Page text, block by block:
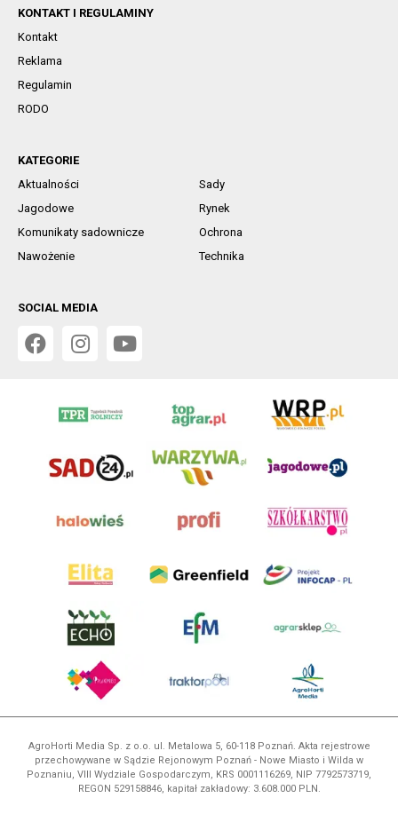
KONTAKT I REGULAMINY
Kontakt
Reklama
Regulamin
RODO
KATEGORIE
Aktualności
Sady
Jagodowe
Rynek
Komunikaty sadownicze
Ochrona
Nawożenie
Technika
SOCIAL MEDIA
AgroHorti Media Sp. z o.o. ul. Metalowa 5, 60-118 Poznań. Akta rejestrowe
przechowywane w Sądzie Rejonowym Poznań - Nowe Miasto i Wilda w
Poznaniu, VIII Wydziale Gospodarczym, KRS 0001116269, NIP 7792573719,
REGON 529158846, kapitał zakładowy: 3.608.000 PLN.